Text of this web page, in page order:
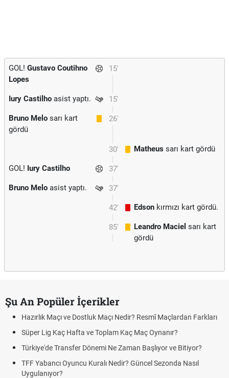
15'
GOL! Gustavo Coutihno
Lopes
15'
Iury Castilho asist yaptı.
26'
Bruno Melo sarı kart
gördü
30' Matheus sarı kart gördü
37'
GOL! Iury Castilho
37'
Bruno Melo asist yaptı.
42' Edson kırmızı kart gördü.
85' Leandro Maciel sarı kart
gördü
Şu An Popüler İçerikler
Hazırlık Maçı ve Dostluk Maçı Nedir? Resmî Maçlardan Farkları
Süper Lig Kaç Hafta ve Toplam Kaç Maç Oynanır?
Türkiye'de Transfer Dönemi Ne Zaman Başlıyor ve Bitiyor?
TFF Yabancı Oyuncu Kuralı Nedir? Güncel Sezonda Nasıl
Uygulanıyor?